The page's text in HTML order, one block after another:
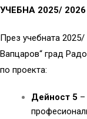
УЧЕБНА 2025/
През учебната
Вапцаров“ град
по проекта:
Дейност 5 –